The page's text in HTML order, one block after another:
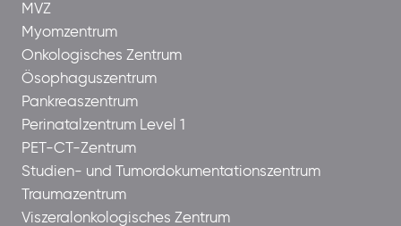
MVZ
Myomzentrum
Onkologisches Zentrum
Ösophaguszentrum
Pankreaszentrum
Perinatalzentrum Level 1
PET-CT-Zentrum
Studien- und Tumordokumentationszentrum
Traumazentrum
Viszeralonkologisches Zentrum